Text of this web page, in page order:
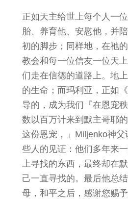
正如天主给世上每个人一
胎、养育他、安慰他，并
初的脚步；同样地，在祂
教会和每一位信友一位天
们走在信德的道路上。地
的生命；而玛利亚，正如
导的，成为我们『在恩宠秩
数以百万计来到默主哥耶
这份恩宠，」Miljenko神父
些人的见证：他们多年来
上寻找的东西，最终却在
己一直寻找的。最后他总
母，和平之后，感谢您赐